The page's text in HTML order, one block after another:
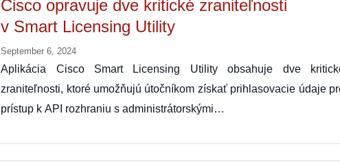
Cisco opravuje dve kritické zraniteľnosti
v Smart Licensing Utility
September 6, 2024
Aplikácia Cisco Smart Licensing Utility obsahuje dve
zraniteľnosti, ktoré umožňujú útočníkom získať prihlasovacie údaje
prístup k API rozhraniu s administrátorskými…